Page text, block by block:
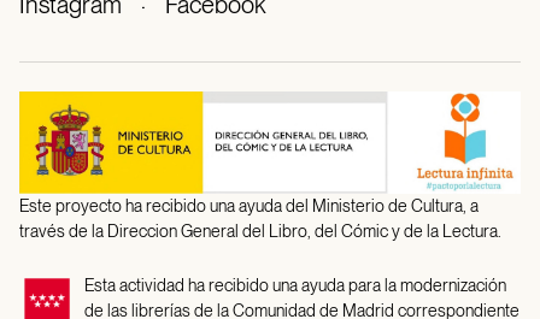
Este proyecto ha recibido una ayuda del Ministerio de Cultura, a
través de la Direccion General del Libro, del Cómic y de la Lectura.
Esta actividad ha recibido una ayuda para la modernización
de las librerías de la Comunidad de Madrid correspondiente